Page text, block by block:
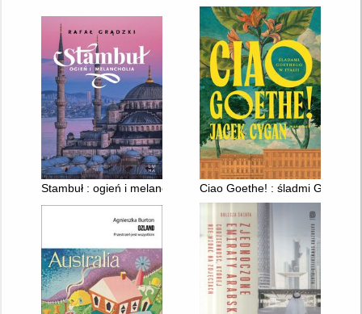
Stambuł : ogień i melancholia Ciao Goethe! : śladmi